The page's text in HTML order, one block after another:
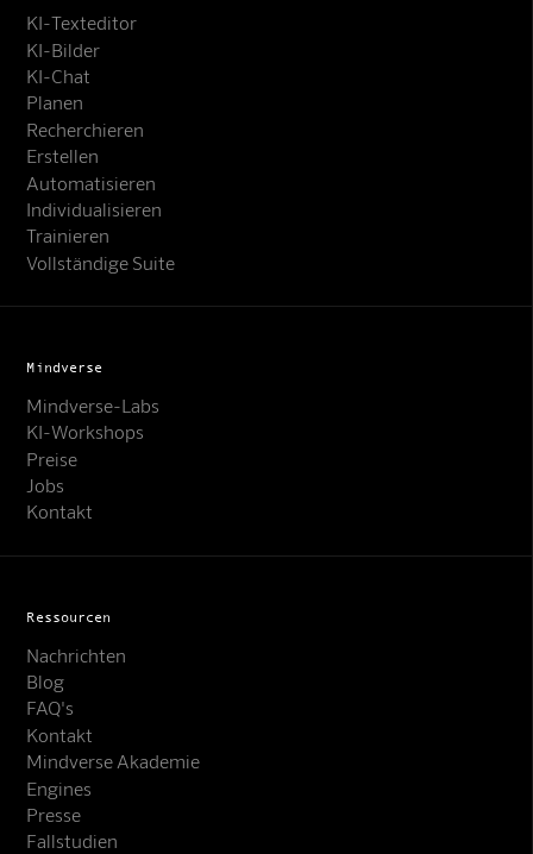
KI-Texteditor
KI-Bilder
KI-Chat
Planen
Recherchieren
Erstellen
Automatisieren
Individualisieren
Trainieren
Vollständige Suite
Mindverse
Mindverse-Labs
KI-Workshops
Preise
Jobs
Kontakt
Ressourcen
Nachrichten
Blog
FAQ's
Kontakt
Mindverse Akademie
Engines
Presse
Fallstudien